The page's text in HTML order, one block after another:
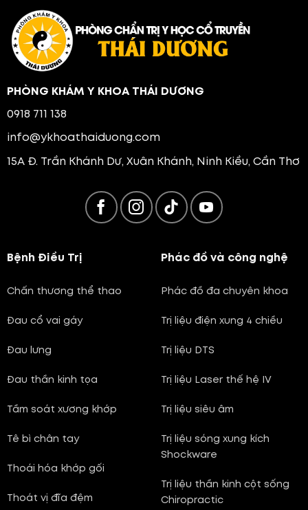
PHÒNG KHÁM Y KHOA THÁI DƯƠNG
0918 711 138
info@ykhoathaiduong.com
15A Đ. Trần Khánh Dư, Xuân Khánh, Ninh Kiều, Cần Thơ
Bệnh Điều Trị
Chấn thương thể thao
Đau cổ vai gáy
Đau lưng
Đau thần kinh tọa
Tầm soát xương khớp
Tê bì chân tay
Thoái hóa khớp gối
Thoát vị đĩa đệm
Phác đồ và công nghệ
Phác đồ đa chuyên khoa
Trị liệu điện xung 4 chiều
Trị liệu DTS
Trị liệu Laser thế hệ IV
Trị liệu siêu âm
Trị liệu sóng xung kích
Shockware
Trị liệu thần kinh cột sống
Chiropractic